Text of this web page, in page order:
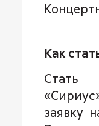
Как
Стать
заявку